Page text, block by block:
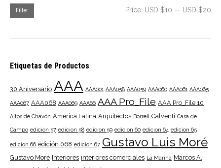
Filter Price: USD $10 — USD $20
Etiquetas de Productos
30 Aniversario AAA AAA001 AAA058 AAA059 AAA060 AAA061 AAA065
AAA067 AAA068 AAA069 AAA66 AAA Pro_File AAA Pro_File 10
Altos de Chavón America Latina Arquitectos Borrell Calventi Casa de
Campo edicion 57 edicion 58 edicion 59 edicion 60 edicion 64 edicion 65
edicion 66 edición 068 edición 67 Gustavo Luis Moré
Gustavo Moré Interiores interiores comerciales La Marina Marcos A.